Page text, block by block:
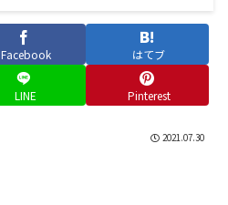
Facebook はてブ
LINE Pinterest
2021.07.30